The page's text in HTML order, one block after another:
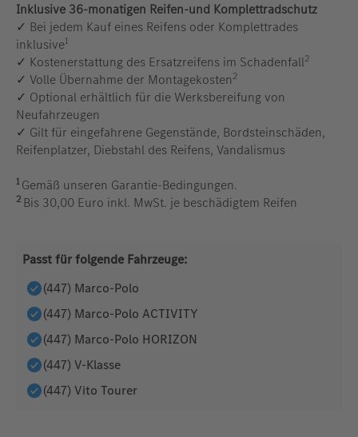
Inklusive 36-monatigen Reifen-und Komplettradschutz
✓ Bei jedem Kauf eines Reifens oder Komplettrades
inklusive1
✓ Kostenerstattung des Ersatzreifens im Schadenfall2
✓ Volle Übernahme der Montagekosten2
✓ Optional erhältlich für die Werksbereifung von
Neufahrzeugen
✓ Gilt für eingefahrene Gegenstände, Bordsteinschäden,
Reifenplatzer, Diebstahl des Reifens, Vandalismus
1Gemäß unseren Garantie-Bedingungen.
2 Bis 30,00 Euro inkl. MwSt. je beschädigtem Reifen
Passt für folgende Fahrzeuge:
(447) Marco-Polo
(447) Marco-Polo ACTIVITY
(447) Marco-Polo HORIZON
(447) V-Klasse
(447) Vito Tourer